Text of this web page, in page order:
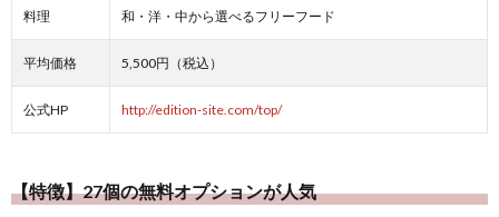
料理 和・洋・中から選べるフリーフード
平均価格 5,500円（税込）
公式HP http://edition-site.com/top/
【特徴】27個の無料オプションが人気